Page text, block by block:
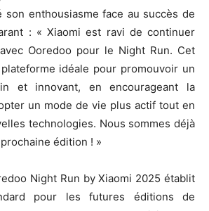
son enthousiasme face au succès de
: « Xiaomi est ravi de continuer
Ooredoo pour le Night Run. Cet
idéale pour promouvoir un
et innovant, en encourageant la
un mode de vie plus actif tout en
technologies. Nous sommes déjà
édition ! »
Night Run by Xiaomi 2025 établit
pour les futures éditions de